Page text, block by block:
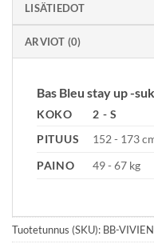
LISÄTIEDOT
ARVIOT (0)
Bas Bleu stay up -
KOKO 2 - S
PITUUS
152 - 173
PAINO
49 - 67 kg
Tuotetunnus (SKU): BB-VIVIEN